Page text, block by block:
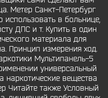
Метер Санкт-Петербург
в больнице,
ДПС и т. Купить в один
материала для
Принцип измерения ход.
Мультипанель-5
универсальный
наркотические вещества
Читайте также Условный